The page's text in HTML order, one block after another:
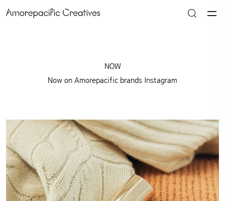
NOW
Now on Amorepacific brands Instagram